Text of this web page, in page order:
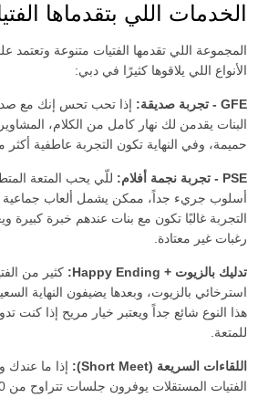
الخدمات اللي بتقدماها
المجموعة اللي تقدمها الفتيات متنوعة
الأنواع اللي يلاقوها كثيرًا في دبي:
GFE - تجربة صديقة:
إذا تحب تحس إنك مع
البنات يقدمن لك نهار كامل من الكلام،
حميمة، وفي النهاية تكون التجربة عاطفية
PSE - تجربة نجمة أفلام:
للّي يحب المتعة
أسلوب جريء جداً، ممكن يشمل ألعاب جماعية
التجربة غالبًا تكون مع بنات عندهم خبرة كبيرة
رغبات غير معتادة.
تدليك بالزيوت + Happy Ending:
كثير من
استرخائي بالزيوت، وبعدها يضيفون النهاية
هذا النوع شائع جداً ويعتبر خيار مريح إذا كنت
للمتعة.
اللقاءات السريعة (Short Meet):
إذا ما
جنس بين الثديين
ألعاب جنسية
حزام الجماع
رقص مثير
خضوع
ابتلاع
ملابس موحدة
العمر
الطول